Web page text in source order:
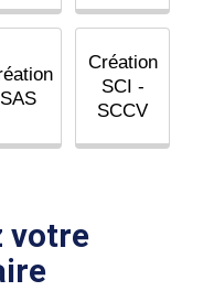
SAS
Création
SCI -
SCCV
votre